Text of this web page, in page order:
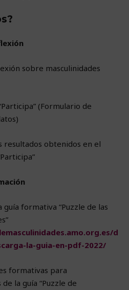
sobre masculinidades
(Formulario de
resultados obtenidos en el
guía formativa “Puzzle de las
d
la-guia-en-pdf-2022/
formativas para
la guía “Puzzle de